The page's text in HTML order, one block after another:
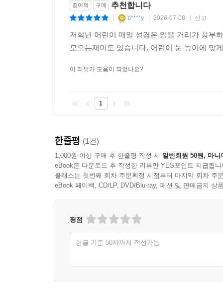
종이책 구매 추천합니다
b****y 2026-07-08 신고
저학년 어린이 매일 성경은 읽을 거리가 풍부
모으는재미도 있습니다. 어린이 눈 높이에 맞
이 리뷰가 도움이 되었나요?
1
한줄평 (1건)
1,000원 이상 구매 후 한줄평 작성 시 일반회원 50원, 마니
eBook은 다운로드 후 작성한 리뷰만 YES포인트 지급됩니
클래스는 첫번째 회차 주문확정 시점부터 마지막 회차 주
eBook 페이백, CD/LP, DVD/Blu-ray, 패션 및 판매금지 상
평점
한글 기준 50자까지 작성가능